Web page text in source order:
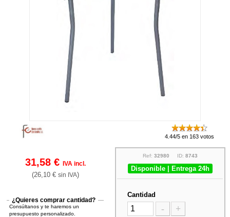
4.44/5 en 163 votos
31,58 € IVA incl.
(26,10 € sin IVA)
¿Quieres comprar cantidad?
Consúltanos y te haremos un
presupuesto personalizado.
Ref: 32980 ID: 8743
Disponible | Entrega 24h
Cantidad
- +